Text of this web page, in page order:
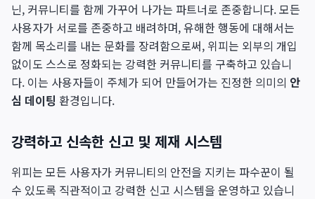
닌, 커뮤니티를 함께 가꾸어 나가는 파트너로 존중합니다. 모든
사용자가 서로를 존중하고 배려하며, 유해한 행동에 대해서는
함께 목소리를 내는 문화를 장려함으로써, 위피는 외부의 개입
없이도 스스로 정화되는 강력한 커뮤니티를 구축하고 있습니
다. 이는 사용자들이 주체가 되어 만들어가는 진정한 의미의 안
심 데이팅 환경입니다.
강력하고 신속한 신고 및 제재 시스템
위피는 모든 사용자가 커뮤니티의 안전을 지키는 파수꾼이 될
수 있도록 직관적이고 강력한 신고 시스템을 운영하고 있습니